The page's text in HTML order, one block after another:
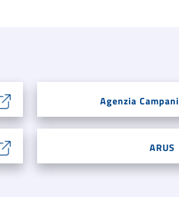
Agenzia
ARUS